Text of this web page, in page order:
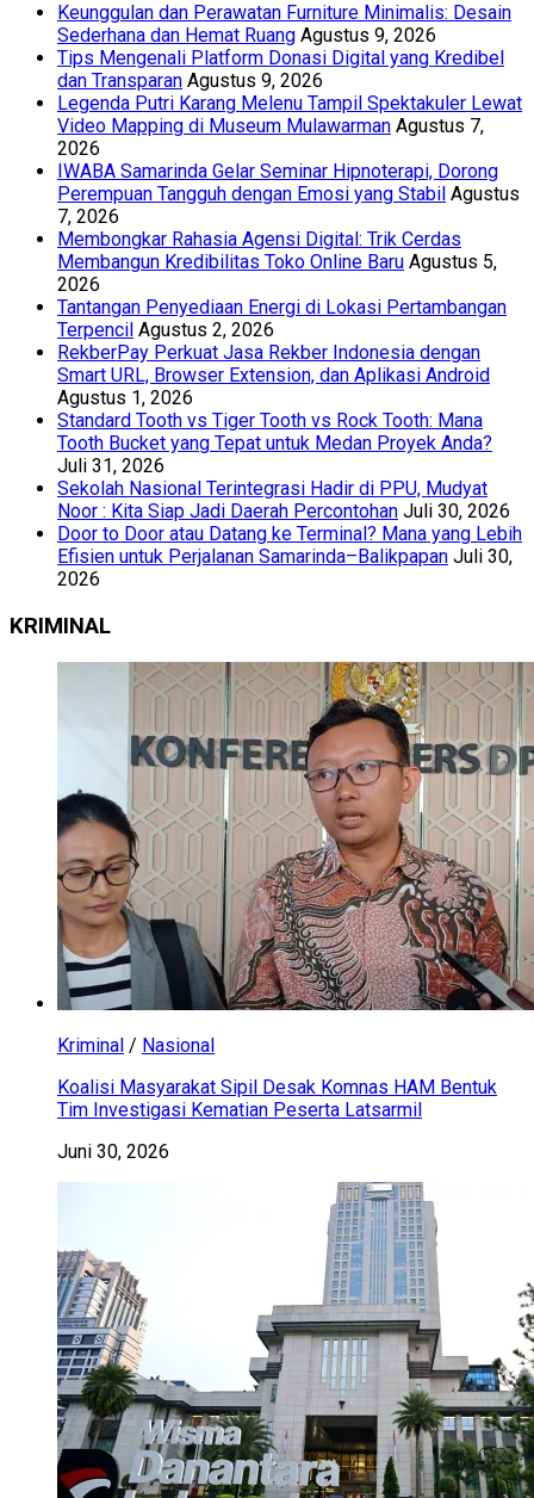
Keunggulan dan Perawatan Furniture Minimalis: Desain
Sederhana dan Hemat Ruang Agustus 9, 2026
Tips Mengenali Platform Donasi Digital yang Kredibel
dan Transparan Agustus 9, 2026
Legenda Putri Karang Melenu Tampil Spektakuler Lewat
Video Mapping di Museum Mulawarman Agustus 7,
2026
IWABA Samarinda Gelar Seminar Hipnoterapi, Dorong
Perempuan Tangguh dengan Emosi yang Stabil Agustus
7, 2026
Membongkar Rahasia Agensi Digital: Trik Cerdas
Membangun Kredibilitas Toko Online Baru Agustus 5,
2026
Tantangan Penyediaan Energi di Lokasi Pertambangan
Terpencil Agustus 2, 2026
RekberPay Perkuat Jasa Rekber Indonesia dengan
Smart URL, Browser Extension, dan Aplikasi Android
Agustus 1, 2026
Standard Tooth vs Tiger Tooth vs Rock Tooth: Mana
Tooth Bucket yang Tepat untuk Medan Proyek Anda?
Juli 31, 2026
Sekolah Nasional Terintegrasi Hadir di PPU, Mudyat
Noor : Kita Siap Jadi Daerah Percontohan Juli 30, 2026
Door to Door atau Datang ke Terminal? Mana yang Lebih
Efisien untuk Perjalanan Samarinda–Balikpapan Juli 30,
2026
KRIMINAL
Kriminal / Nasional
Koalisi Masyarakat Sipil Desak Komnas HAM Bentuk
Tim Investigasi Kematian Peserta Latsarmil
Juni 30, 2026